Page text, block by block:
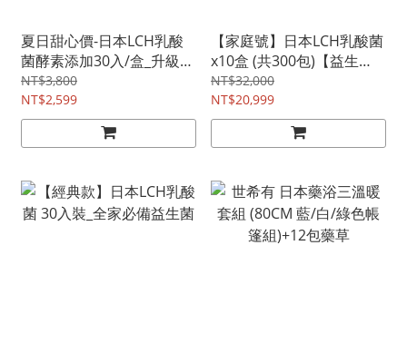
夏日甜心價-日本LCH乳酸
菌酵素添加30入/盒_升級版
益生菌
NT$3,800
NT$2,599
【家庭號】日本LCH乳酸菌
x10盒 (共300包)【益生
菌】+ 贈送葉黃素QQ凍2盒
NT$32,000
NT$20,999